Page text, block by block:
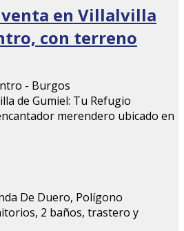
en Villalvilla
con terreno
- Burgos
de Gumiel: Tu Refugio
merendero ubicado en